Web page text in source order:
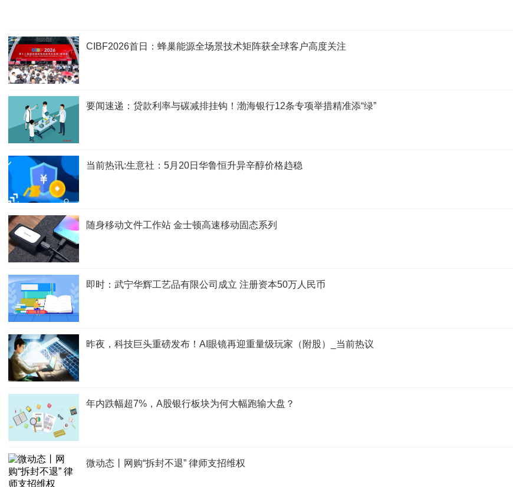
CIBF2026首日：蜂巢能源全场景技术矩阵获全球客户高度关注
要闻速递：贷款利率与碳减排挂钩！渤海银行12条专项举措精准添“绿”
当前热讯:生意社：5月20日华鲁恒升异辛醇价格趋稳
随身移动文件工作站 金士顿高速移动固态系列
即时：武宁华辉工艺品有限公司成立 注册资本50万人民币
昨夜，科技巨头重磅发布！AI眼镜再迎重量级玩家（附股）_当前热议
年内跌幅超7%，A股银行板块为何大幅跑输大盘？
微动态丨网购“拆封不退” 律师支招维权